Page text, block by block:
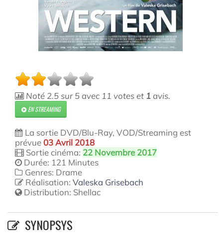
Noté 2.5sur5 avec 11 votes et 1 avis.
EN STREAMING
La sortie DVD/Blu-Ray, VOD/Streaming est
prévue03 Avril 2018
Sortie cinéma: 22 Novembre 2017
Durée: 121 Minutes
Genres: Drame
Réalisation: Valeska Grisebach
Distribution: Shellac
SYNOPSYS